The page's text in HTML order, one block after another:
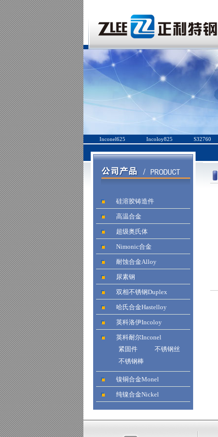
Inconel625 Incoloy825 S32760
硅溶胶铸造件
高温合金
超级奥氏体
Nimonic合金
耐蚀合金Alloy
尿素钢
双相不锈钢Duplex
哈氏合金Hastelloy
英科洛伊Incoloy
英科耐尔Inconel
紧固件
不锈钢丝
不锈钢棒
镍铜合金Monel
纯镍合金Nickel